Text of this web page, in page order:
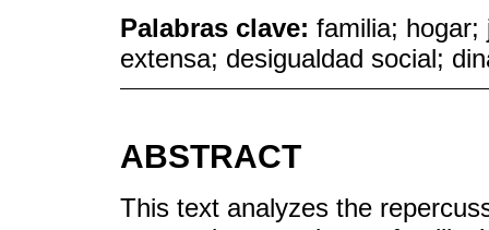
Palabras clave: familia; hogar;
extensa; desigualdad social;
ABSTRACT
This text analyzes the